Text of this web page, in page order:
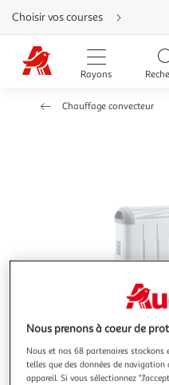
Aller
directement
au
contenu
Aller
directement
Aller
Choisir vos courses
Rayons
Chauffage convecteur
Nous prenons à coeur de
Nous et nos 68 partenaires stockons
telles que des données de
appareil. Si vous sélectionnez